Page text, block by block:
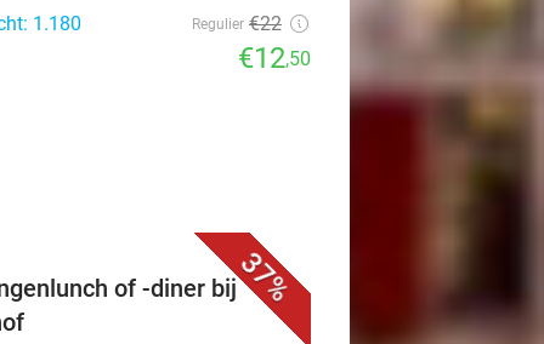
1.180 Regulier €22
€12,50
37%
of -diner bij